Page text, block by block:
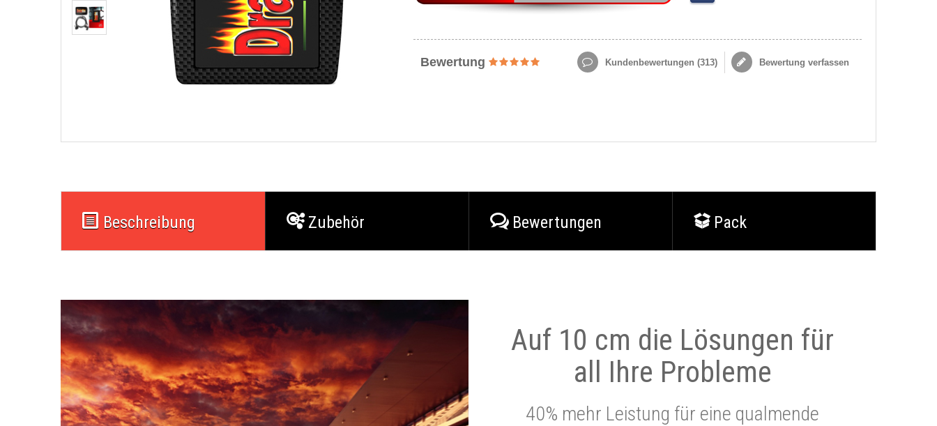
Bewertung Kundenbewertungen (313) Bewertung verfassen
Beschreibung Zubehör Bewertungen Pack
Auf 10 cm die Lösungen für
all Ihre Probleme
40% mehr Leistung für eine qualmende